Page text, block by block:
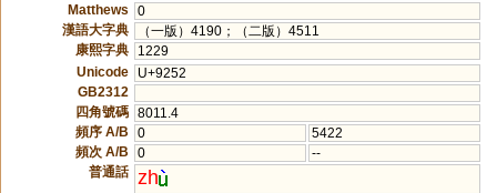
Matthews
0
漢語大字典
（一版）4190；（二版）4511
康熙字典
1229
Unicode
U+9252
GB2312
四角號碼 8011.4
頻序 A/B
0
5422
頻次 A/B
0
--
普通話 zh